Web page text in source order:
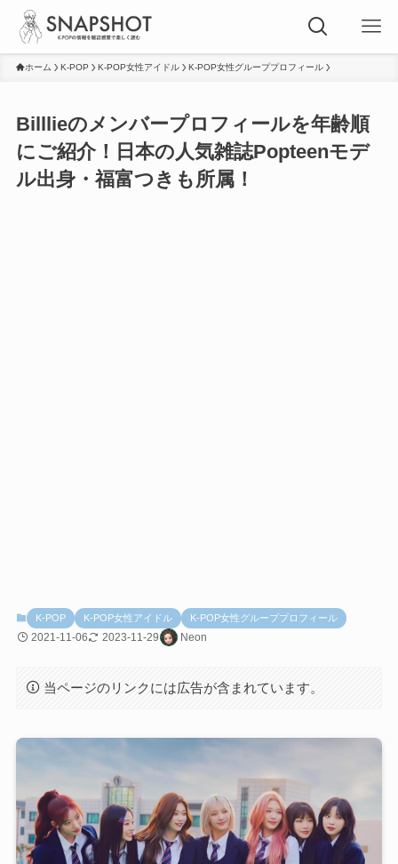
ホーム K-POP K-POP女性アイドル K-POP女性グループプロフィール
Billlieのメンバープロフィールを年齢順
にご紹介！日本の人気雑誌Popteenモデ
ル出身・福富つきも所属！
K-POP K-POP女性アイドル K-POP女性グループプロフィール
2021-11-06 2023-11-29 Neon
当ページのリンクには広告が含まれています。